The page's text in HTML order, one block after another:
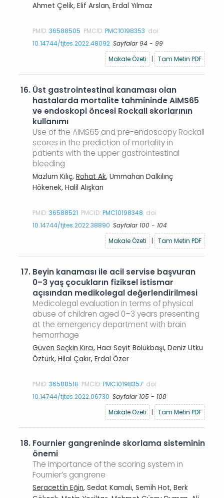
Ahmet Çelik, Elif Arslan, Erdal Yılmaz
PMID:36588505 PMCID:PMC10198353 doi:
10.14744/tjtes.2022.48092 Sayfalar 94 - 99
Makale Özeti
| Tam Metin PDF
16. Üst gastrointestinal kanaması olan
hastalarda mortalite tahmininde AIMS65
ve endoskopi öncesi Rockall skorlarının
kullanımı
Use of the AIMS65 and pre-endoscopy Rockall
scores in the prediction of mortality in
patients with the upper gastrointestinal
bleeding
Mazlum Kılıç,Rohat Ak, Ummahan Dalkılınç
Hökenek, Halil Alışkan
PMID:36588521 PMCID:PMC10198348 doi:
10.14744/tjtes.2022.38890 Sayfalar 100 - 104
Makale Özeti
| Tam Metin PDF
17. Beyin kanaması ile acil servise başvuran
0–3 yaş çocukların fiziksel istismar
açısından medikolegal değerlendirilmesi
Medicolegal evaluation in terms of physical
abuse of children aged 0–3 years presenting
at the emergency department with brain
hemorrhage
Güven Seçkin Kırcı, Hacı Seyit Bölükbaşı, Deniz Utku
Öztürk, Hilal Çakır, Erdal Özer
PMID:36588518 PMCID:PMC10198357 doi:
10.14744/tjtes.2022.06730 Sayfalar 105 - 108
Makale Özeti
| Tam Metin PDF
18. Fournier gangreninde skorlama sisteminin
önemi
The importance of the scoring system in
Fournier’s gangrene
Seracettin Eğin, Sedat Kamalı, Semih Hot, Berk